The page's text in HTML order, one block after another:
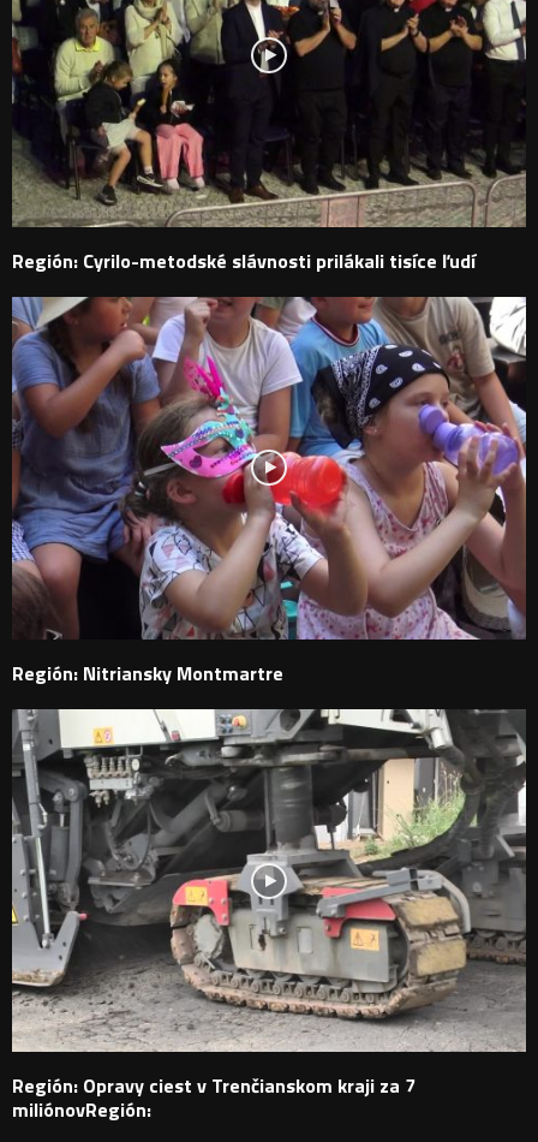
Región: Cyrilo-metodské slávnosti prilákali tisíce ľudí
Región: Nitriansky Montmartre
Región: Opravy ciest v Trenčianskom kraji za 7
miliónovRegión: